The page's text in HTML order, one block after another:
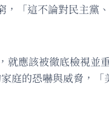
「這不論對民主黨
應該被徹底檢視並
庭的恐嚇與威脅，